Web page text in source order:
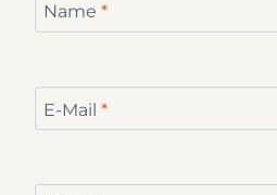
Name *
E-Mail *